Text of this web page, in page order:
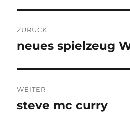
ZURÜCK
Vorheriger
neues spielzeug
WEITER
Nächster
steve mc curry